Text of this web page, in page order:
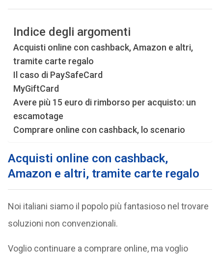
Indice degli argomenti
Acquisti online con cashback, Amazon e altri,
tramite carte regalo
Il caso di PaySafeCard
MyGiftCard
Avere più 15 euro di rimborso per acquisto: un
escamotage
Comprare online con cashback, lo scenario
Acquisti online con cashback,
Amazon e altri, tramite carte regalo
Noi italiani siamo il popolo più fantasioso nel trovare
soluzioni non convenzionali.
Voglio continuare a comprare online, ma voglio